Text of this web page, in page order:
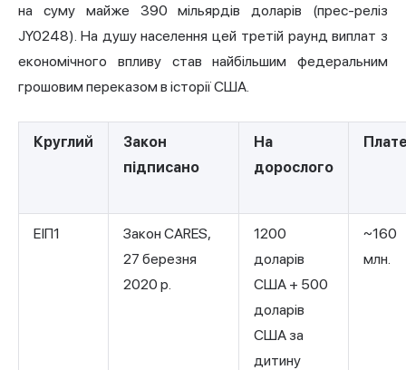
на суму майже 390 мільярдів доларів (прес-реліз
JY0248). На душу населення цей третій раунд виплат з
економічного впливу став найбільшим федеральним
грошовим переказом в історії США.
Круглий
Закон
підписано
На
дорослого
ЕІП1
Закон CARES,
27 березня
2020 р.
1200
доларів
США + 500
доларів
США за
дитину
~160
млн.